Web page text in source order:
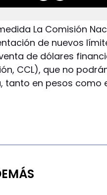
La Comisión
de nuevos
de dólares
CCL), que no
tanto en pesos como